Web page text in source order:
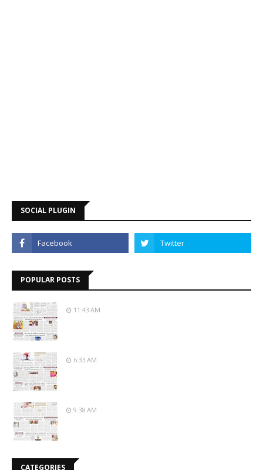
SOCIAL PLUGIN
POPULAR POSTS
11:43 AM
6:33 AM
9:38 AM
CATEGORIES